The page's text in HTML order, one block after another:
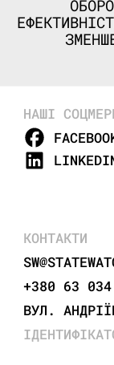
НАШІ
КОНТАКТИ
+380 63
ВУЛ.